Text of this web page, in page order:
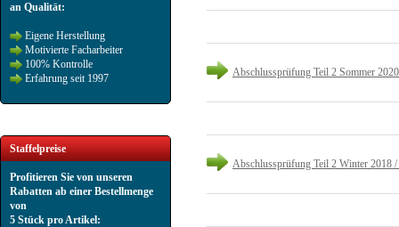
an Qualität:
Eigene Herstellung
Motivierte Facharbeiter
100% Kontrolle
Erfahrung seit 1997
Staffelpreise
Profitieren Sie von unseren
Rabatten ab einer Bestellmenge
von
5 Stück pro Artikel:
Abschlussprüfung Teil 2 Sommer 2020
Abschlussprüfung Teil 2 Winter 2018